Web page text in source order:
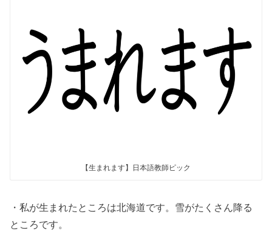
【生まれます】日本語教師ピック
・私が生まれたところは北海道です。雪がたくさん降る
ところです。